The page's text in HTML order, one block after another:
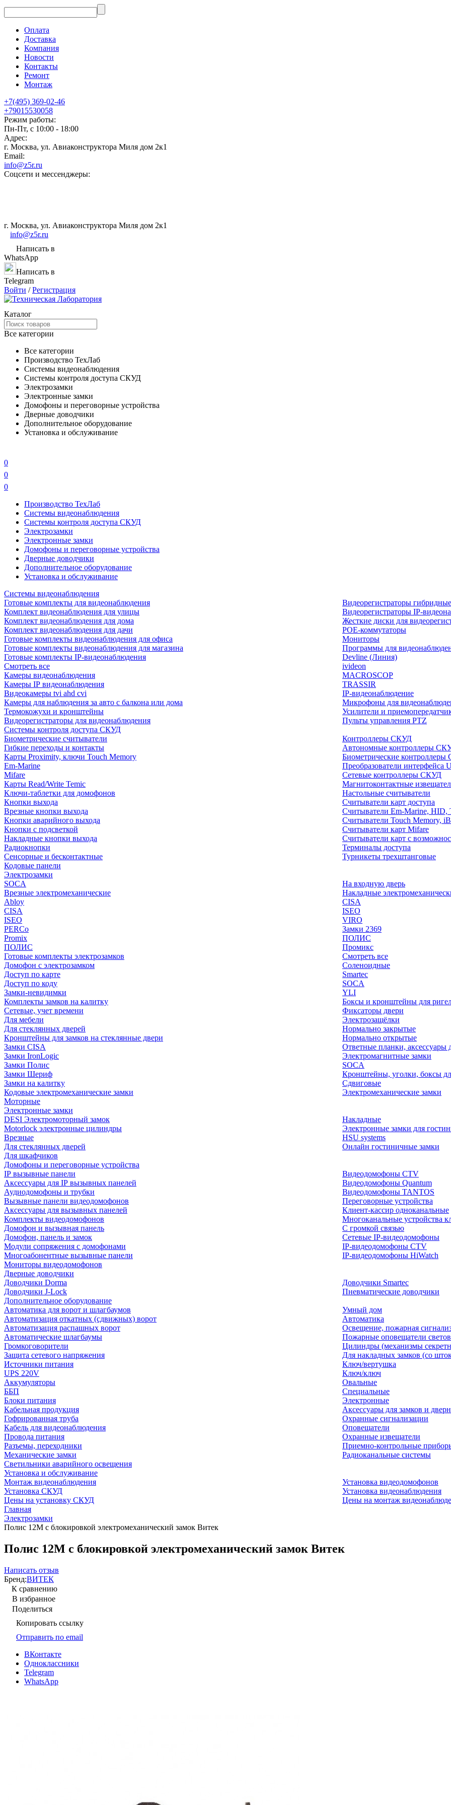
Оплата
Доставка
Компания
Новости
Контакты
Ремонт
Монтаж
+7(495) 369-02-46
+79015530058
Режим работы:
Пн-Пт, с 10:00 - 18:00
Адрес:
г. Москва, ул. Авиаконструктора Миля дом 2к1
Email:
info@z5r.ru
Соцсети и мессенджеры:
г. Москва, ул. Авиаконструктора Миля дом 2к1
info@z5r.ru
Написать в
WhatsApp
Написать в
Telegram
Войти /Регистрация
Каталог
Все категории
Все категории
Производство ТехЛаб
Системы видеонаблюдения
Системы контроля доступа СКУД
Электрозамки
Электронные замки
Домофоны и переговорные устройства
Дверные доводчики
Дополнительное оборудование
Установка и обслуживание
0
0
0
Производство ТехЛаб
Системы видеонаблюдения
Системы контроля доступа СКУД
Электрозамки
Электронные замки
Домофоны и переговорные устройства
Дверные доводчики
Дополнительное оборудование
Установка и обслуживание
Системы видеонаблюдения
Готовые комплекты для видеонаблюдения
Комплект видеонаблюдения для улицы
Комплект видеонаблюдения для дома
Комплект видеонаблюдения для дачи
Готовые комплекты видеонаблюдения для офиса
Готовые комплекты видеонаблюдения для магазина
Готовые комплекты IP-видеонаблюдения
Смотреть все
Камеры видеонаблюдения
Камеры IP видеонаблюдения
Видеокамеры tvi ahd cvi
Камеры для наблюдения за авто с балкона или дома
Термокожухи и кронштейны
Видеорегистраторы для видеонаблюдения
Видеорегистраторы
Видеорегистраторы IP-
Жесткие диски для
POE-коммутаторы
Мониторы
Программы для
Devline (Линия)
ivideon
MACROSCOP
TRASSIR
IP-видеонаблюдение
Микрофоны для
Усилители и
Пульты управления PTZ
Системы контроля доступа СКУД
Биометрические считыватели
Гибкие переходы и контакты
Карты Proximity, ключи Touch Memory
Em-Marine
Mifare
Карты Read/Write Temic
Ключи-таблетки для домофонов
Кнопки выхода
Врезные кнопки выхода
Кнопки аварийного выхода
Кнопки с подсветкой
Накладные кнопки выхода
Радиокнопки
Сенсорные и бесконтактные
Кодовые панели
Контроллеры СКУД
Автономные контроллеры
Биометрические
Преобразователи интерфейса
Сетевые контроллеры СКУД
Магнитоконтактные
Настольные считыватели
Считыватели карт доступа
Считыватели Em-Marine, HID,
Считыватели Touch Memory,
Считыватели карт Mifare
Считыватели карт с
Терминалы доступа
Турникеты трехштанговые
Электрозамки
SOCA
Врезные электромеханические
Abloy
CISA
ISEO
PERCo
Promix
ПОЛИС
Готовые комплекты электрозамков
Домофон с электрозамком
Доступ по карте
Доступ по коду
Замки-невидимки
Комплекты замков на калитку
Сетевые, учет времени
Для мебели
Для стеклянных дверей
Кронштейны для замков на стеклянные двери
Замки CISA
Замки IronLogic
Замки Полис
Замки Шериф
Замки на калитку
Кодовые электромеханические замки
Моторные
На входную дверь
Накладные
CISA
ISEO
VIRO
Замки 2369
ПОЛИС
Промикс
Смотреть все
Соленоидные
Smartec
SOCA
YLI
Боксы и кронштейны для
Фиксаторы двери
Электрозащёлки
Нормально закрытые
Нормально открытые
Ответные планки, аксессуары
Электромагнитные замки
SOCA
Кронштейны, уголки, боксы
Сдвиговые
Электромеханические замки
Электронные замки
DESI Электромоторный замок
Motorlock электронные цилиндры
Врезные
Для стеклянных дверей
Для шкафчиков
Накладные
Электронные замки для
HSU systems
Онлайн гостиничные замки
Домофоны и переговорные устройства
IP вызывные панели
Аксессуары для IP вызывных панелей
Аудиодомофоны и трубки
Вызывные панели видеодомофонов
Аксессуары для вызывных панелей
Комплекты видеодомофонов
Домофон и вызывная панель
Домофон, панель и замок
Модули сопряжения с домофонами
Многоабонентные вызывные панели
Мониторы видеодомофонов
Видеодомофоны CTV
Видеодомофоны Quantum
Видеодомофоны TANTOS
Переговорные устройства
Клиент-кассир одноканальные
Многоканальные устройства
С громкой связью
Сетевые IP-видеодомофоны
IP-видеодомофоны CTV
IP-видеодомофоны HiWatch
Дверные доводчики
Доводчики Dorma
Доводчики J-Lock
Доводчики Smartec
Пневматические доводчики
Дополнительное оборудование
Автоматика для ворот и шлагбаумов
Автоматизация откатных (сдвижных) ворот
Автоматизация распашных ворот
Автоматические шлагбаумы
Громкоговорители
Защита сетевого напряжения
Источники питания
UPS 220V
Аккумуляторы
ББП
Блоки питания
Кабельная продукция
Гофрированная труба
Кабель для видеонаблюдения
Провода питания
Разъемы, переходники
Механические замки
Светильники аварийного освещения
Умный дом
Автоматика
Освещение, пожарная
Пожарные оповещатели
Цилиндры (механизмы
Для накладных замков (со
Ключ/вертушка
Ключ/ключ
Овальные
Специальные
Электронные
Аксессуары для замков и
Охранные сигнализации
Оповещатели
Охранные извещатели
Приемно-контрольные
Радиоканальные системы
Установка и обслуживание
Монтаж видеонаблюдения
Установка СКУД
Цены на установку СКУД
Установка видеодомофонов
Установка видеонаблюдения
Цены на монтаж
Главная
Электрозамки
Полис 12М с блокировкой электромеханический замок Витек
Полис 12М с блокировкой электромеханический замок Витек
Написать отзыв
Бренд:ВИТЕК
К сравнению
В избранное
Поделиться
Копировать ссылку
Отправить по email
ВКонтакте
Одноклассники
Telegram
WhatsApp